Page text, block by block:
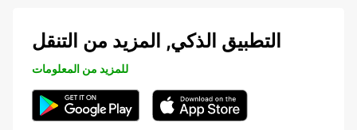
التطبيق الذكي, المزيد من التنقل
للمزيد من المعلومات